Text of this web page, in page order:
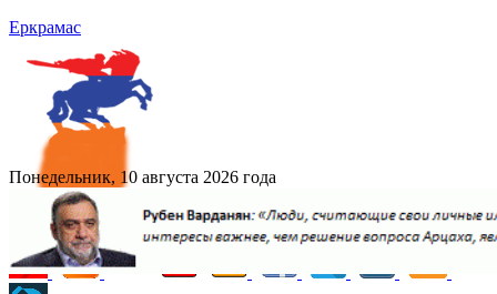
Еркрамас
Понедельник, 10 августа 2026 года